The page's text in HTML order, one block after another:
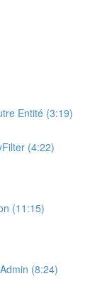
Entité (3:19)
(4:22)
(11:15)
(8:24)